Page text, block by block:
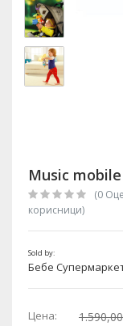
Music
(0
корисници)
Sold by:
Бебе
Цена: